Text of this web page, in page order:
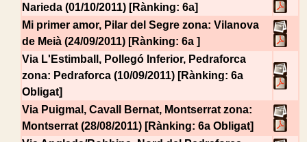
Narieda (01/10/2011) [Rànking: 6a]
Mi primer amor, Pilar del Segre zona: Vilanova
de Meià (24/09/2011) [Rànking: 6a ]
Via L'Estimball, Pollegó Inferior, Pedraforca
zona: Pedraforca (10/09/2011) [Rànking: 6a
Obligat]
Via Puigmal, Cavall Bernat, Montserrat zona:
Montserrat (28/08/2011) [Rànking: 6a Obligat]